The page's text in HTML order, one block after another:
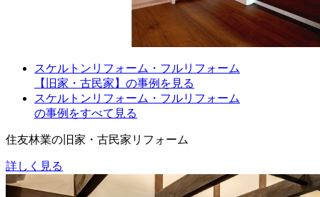
スケルトンリフォーム・フルリフォーム
【旧家・古民家】の事例を見る
スケルトンリフォーム・フルリフォーム
の事例をすべて見る
住友林業の旧家・古民家リフォーム
詳しく見る